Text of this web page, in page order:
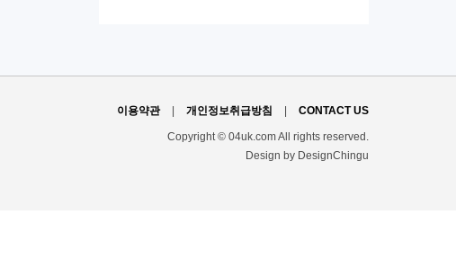
이용약관 개인정보취급방침 CONTACT US
Copyright © 04uk.com All rights reserved.
Design by DesignChingu